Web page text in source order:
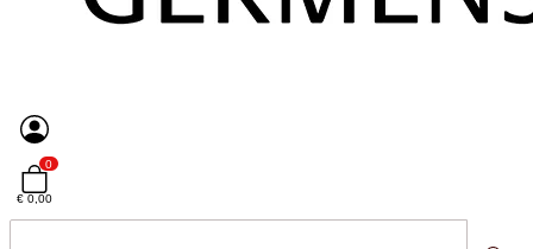
0
€ 0,00